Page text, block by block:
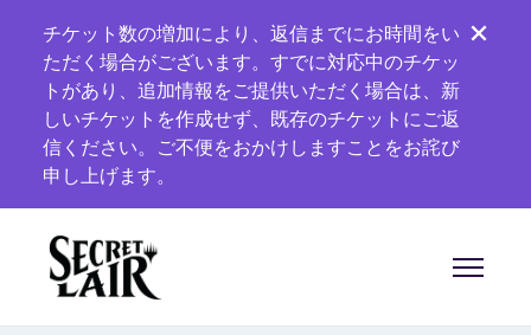
チケット数の増加により、返信までにお時間をい
ただく場合がございます。すでに対応中のチケッ
トがあり、追加情報をご提供いただく場合は、新
しいチケットを作成せず、既存のチケットにご返
信ください。ご不便をおかけしますことをお詫び
申し上げます。
ナビゲ